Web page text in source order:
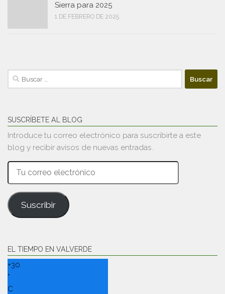
Sierra para 2025
1 DE FEBRERO DE 2025
Buscar:
SUSCRÍBETE AL BLOG
Introduce tu correo electrónico para suscribirte a este
blog y recibir avisos de nuevas entradas.
electrónico
Suscribir
EL TIEMPO EN VALVERDE
+30
°
C